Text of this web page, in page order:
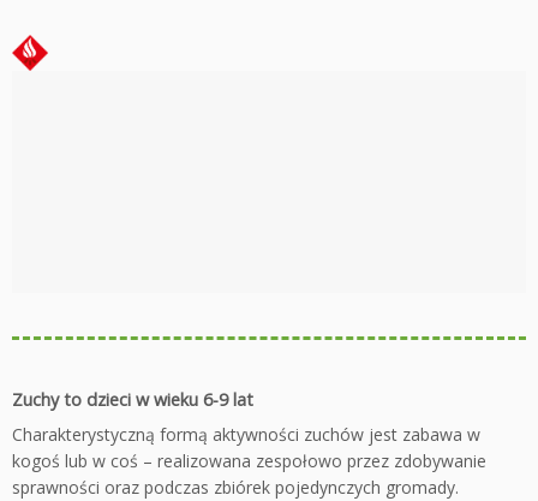
Zuchy to dzieci w wieku 6-9 lat
Charakterystyczną formą aktywności zuchów jest zabawa w
kogoś lub w coś – realizowana zespołowo przez zdobywanie
sprawności oraz podczas zbiórek pojedynczych gromady.